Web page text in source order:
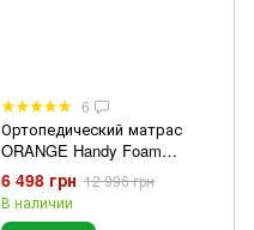
6
Ортопедический матрас
ORANGE Handy Foam
120X200
6 498 грн 12 996 грн
В наличии